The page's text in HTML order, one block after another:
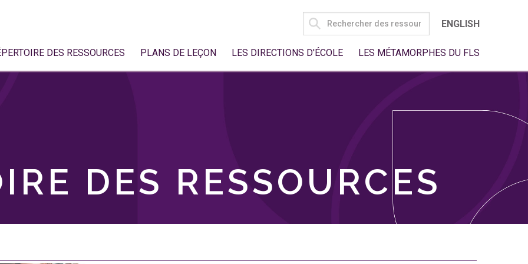
SEARCH
FOR:
ENGLISH
DES RESSOURCES PLANS DE LEÇON LES DIRECTIONS D'ÉCOLE LES MÉTAMORPHES DU FLS
DES RESSOURCES